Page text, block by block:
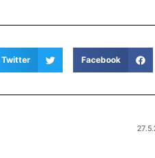
Facebook
Twitter